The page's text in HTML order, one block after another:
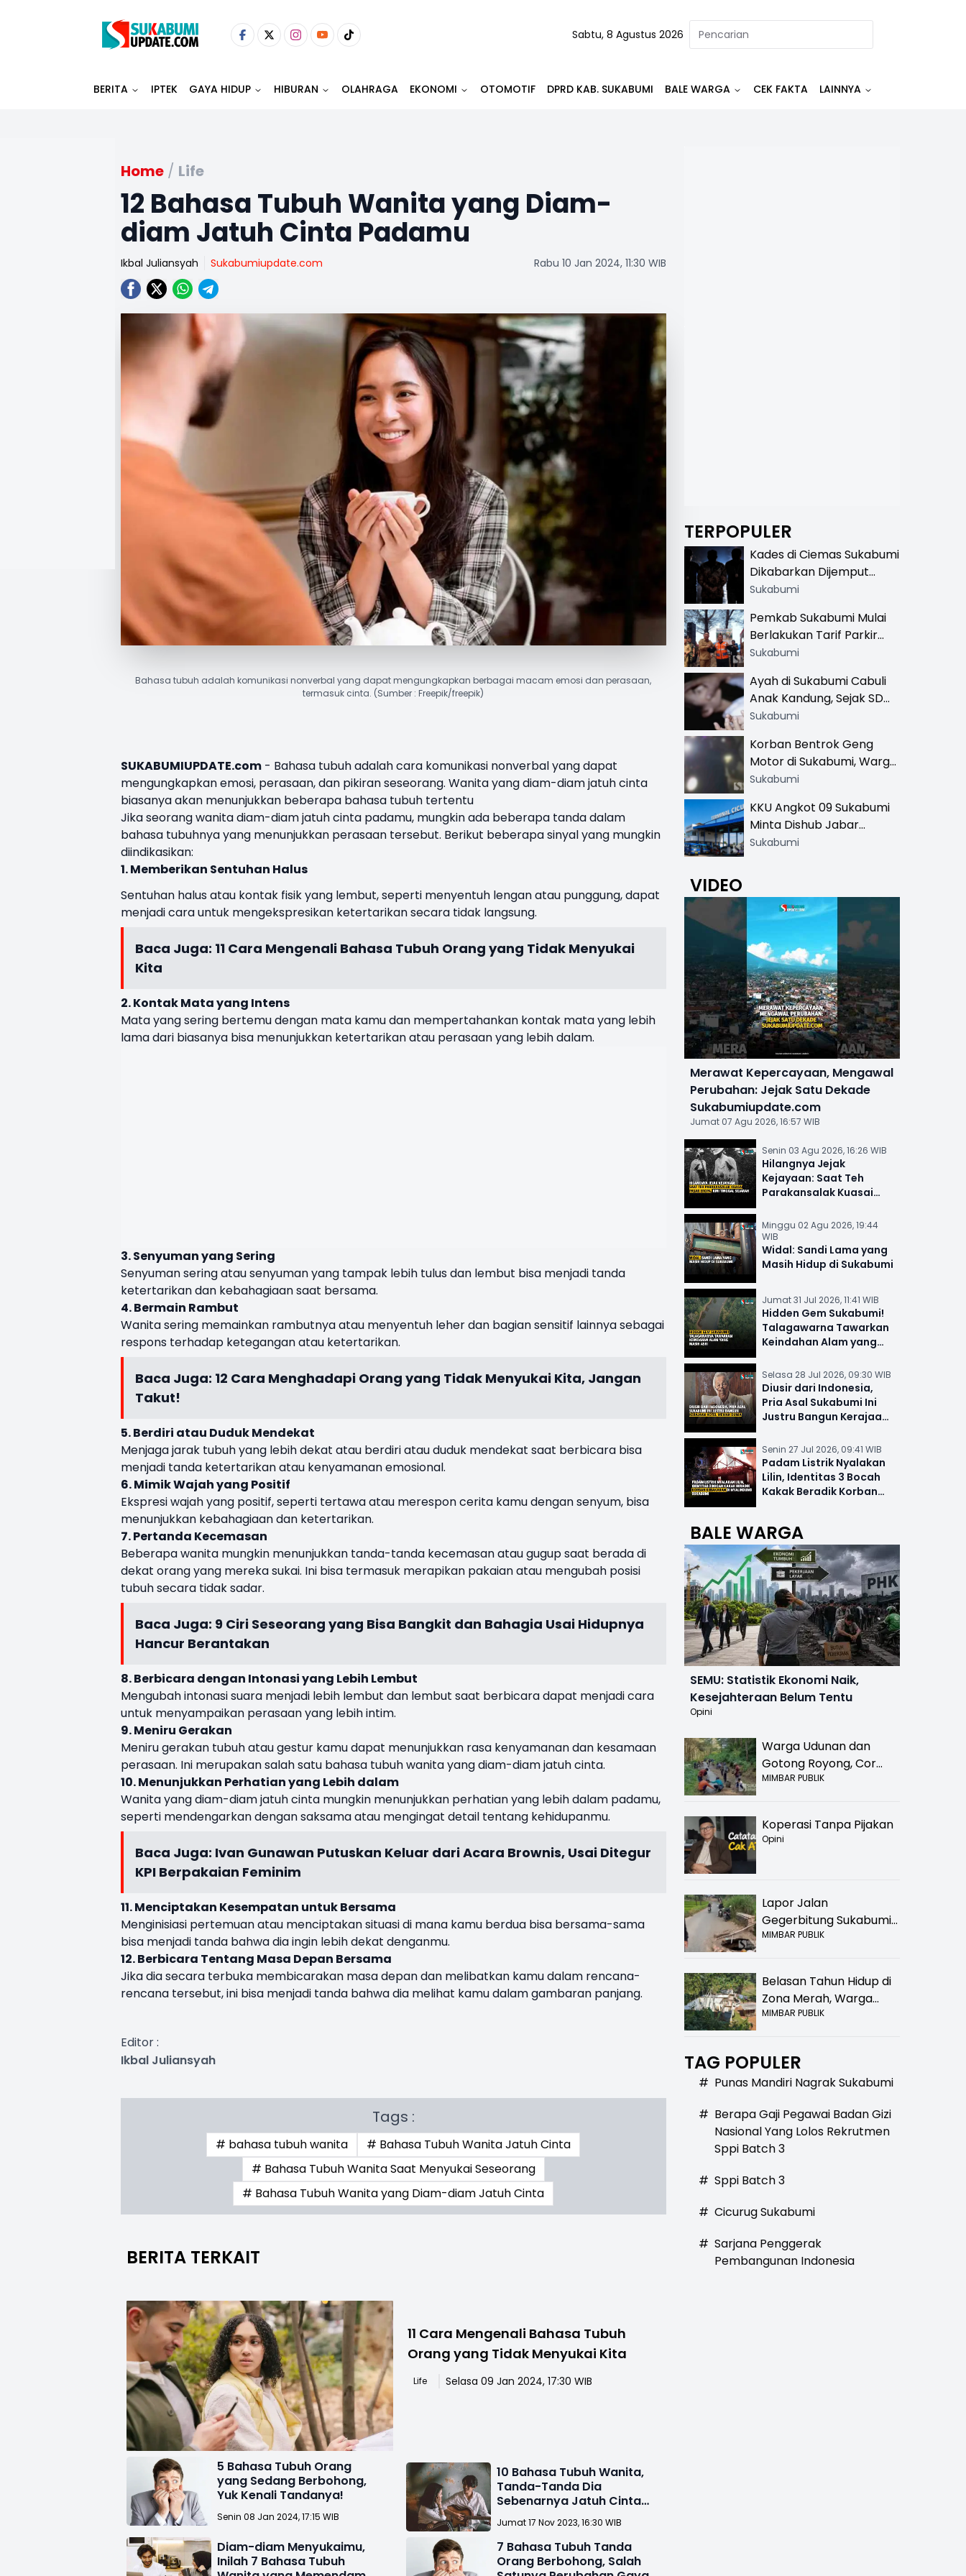
Sabtu, 8 Agustus 2026
BERITA IPTEK GAYA HIDUP HIBURAN OLAHRAGA EKONOMI OTOMOTIF DPRD KAB. SUKABUMI BALE WARGA CEK FAKTA LAINNYA
Home / Life
12 Bahasa Tubuh Wanita yang Diam-
diam Jatuh Cinta Padamu
Ikbal Juliansyah Sukabumiupdate.com Rabu 10 Jan 2024, 11:30 WIB
Bahasa tubuh adalah komunikasi nonverbal yang dapat mengungkapkan berbagai macam emosi dan perasaan,
termasuk cinta. (Sumber : Freepik/freepik)
SUKABUMIUPDATE.com - Bahasa tubuh adalah cara komunikasi nonverbal yang dapat
mengungkapkan emosi, perasaan, dan pikiran seseorang. Wanita yang diam-diam jatuh cinta
biasanya akan menunjukkan beberapa bahasa tubuh tertentu
Jika seorang wanita diam-diam jatuh cinta padamu, mungkin ada beberapa tanda dalam
bahasa tubuhnya yang menunjukkan perasaan tersebut. Berikut beberapa sinyal yang mungkin
diindikasikan:
1. Memberikan Sentuhan Halus
Sentuhan halus atau kontak fisik yang lembut, seperti menyentuh lengan atau punggung, dapat
menjadi cara untuk mengekspresikan ketertarikan secara tidak langsung.
Baca Juga: 11 Cara Mengenali Bahasa Tubuh Orang yang Tidak Menyukai
Kita
2. Kontak Mata yang Intens
Mata yang sering bertemu dengan mata kamu dan mempertahankan kontak mata yang lebih
lama dari biasanya bisa menunjukkan ketertarikan atau perasaan yang lebih dalam.
3. Senyuman yang Sering
Senyuman sering atau senyuman yang tampak lebih tulus dan lembut bisa menjadi tanda
ketertarikan dan kebahagiaan saat bersama.
4. Bermain Rambut
Wanita sering memainkan rambutnya atau menyentuh leher dan bagian sensitif lainnya sebagai
respons terhadap ketegangan atau ketertarikan.
Baca Juga: 12 Cara Menghadapi Orang yang Tidak Menyukai Kita, Jangan
Takut!
5. Berdiri atau Duduk Mendekat
Menjaga jarak tubuh yang lebih dekat atau berdiri atau duduk mendekat saat berbicara bisa
menjadi tanda ketertarikan atau kenyamanan emosional.
6. Mimik Wajah yang Positif
Ekspresi wajah yang positif, seperti tertawa atau merespon cerita kamu dengan senyum, bisa
menunjukkan kebahagiaan dan ketertarikan.
7. Pertanda Kecemasan
Beberapa wanita mungkin menunjukkan tanda-tanda kecemasan atau gugup saat berada di
dekat orang yang mereka sukai. Ini bisa termasuk merapikan pakaian atau mengubah posisi
tubuh secara tidak sadar.
Baca Juga: 9 Ciri Seseorang yang Bisa Bangkit dan Bahagia Usai Hidupnya
Hancur Berantakan
8. Berbicara dengan Intonasi yang Lebih Lembut
Mengubah intonasi suara menjadi lebih lembut dan lembut saat berbicara dapat menjadi cara
untuk menyampaikan perasaan yang lebih intim.
9. Meniru Gerakan
Meniru gerakan tubuh atau gestur kamu dapat menunjukkan rasa kenyamanan dan kesamaan
perasaan. Ini merupakan salah satu bahasa tubuh wanita yang diam-diam jatuh cinta.
10. Menunjukkan Perhatian yang Lebih dalam
Wanita yang diam-diam jatuh cinta mungkin menunjukkan perhatian yang lebih dalam padamu,
seperti mendengarkan dengan saksama atau mengingat detail tentang kehidupanmu.
Baca Juga: Ivan Gunawan Putuskan Keluar dari Acara Brownis, Usai Ditegur
KPI Berpakaian Feminim
11. Menciptakan Kesempatan untuk Bersama
Menginisiasi pertemuan atau menciptakan situasi di mana kamu berdua bisa bersama-sama
bisa menjadi tanda bahwa dia ingin lebih dekat denganmu.
12. Berbicara Tentang Masa Depan Bersama
Jika dia secara terbuka membicarakan masa depan dan melibatkan kamu dalam rencana-
rencana tersebut, ini bisa menjadi tanda bahwa dia melihat kamu dalam gambaran panjang.
Editor :
Ikbal Juliansyah
Tags :
# bahasa tubuh wanita
# Bahasa Tubuh Wanita Jatuh Cinta
# Bahasa Tubuh Wanita Saat Menyukai Seseorang
# Bahasa Tubuh Wanita yang Diam-diam Jatuh Cinta
BERITA TERKAIT
11 Cara Mengenali Bahasa Tubuh
Orang yang Tidak Menyukai Kita
Life Selasa 09 Jan 2024, 17:30 WIB
5 Bahasa Tubuh Orang
yang Sedang Berbohong,
Yuk Kenali Tandanya!
Senin 08 Jan 2024, 17:15 WIB
10 Bahasa Tubuh Wanita,
Tanda-Tanda Dia
Sebenarnya Jatuh Cinta
Padamu
Jumat 17 Nov 2023, 16:30 WIB
Diam-diam Menyukaimu,
Inilah 7 Bahasa Tubuh
7 Bahasa Tubuh Tanda
Orang Berbohong, Salah
TERPOPULER
Kades di Ciemas Sukabumi
Dikabarkan Dijemput
Satnarkoba, Polisi
Sukabumi
Pemkab Sukabumi Mulai
Berlakukan Tarif Parkir
Resmi di 13 Lokasi Wisata,
Khusus
Sukabumi
Ayah di Sukabumi Cabuli
Anak Kandung, Sejak SD
Hingga SMA
Sukabumi
Korban Bentrok Geng
Motor di Sukabumi, Warga
dan Sopir Tangki
Sukabumi
KKU Angkot 09 Sukabumi
Minta Dishub Jabar
Tertibkan Trayek Ciawi-
Sukabumi
VIDEO
Merawat Kepercayaan, Mengawal
Perubahan: Jejak Satu Dekade
Sukabumiupdate.com
Jumat 07 Agu 2026, 16:57 WIB
Senin 03 Agu 2026, 16:26 WIB
Hilangnya Jejak
Kejayaan: Saat Teh
Parakansalak Kuasai
Sejarah
Minggu 02 Agu 2026, 19:44
WIB
Widal: Sandi Lama yang
Masih Hidup di Sukabumi
Jumat 31 Jul 2026, 11:41 WIB
Hidden Gem Sukabumi!
Talagawarna Tawarkan
Keindahan Alam yang
Selasa 28 Jul 2026, 09:30 WIB
Diusir dari Indonesia,
Pria Asal Sukabumi Ini
Justru Bangun Kerajaan
Senin 27 Jul 2026, 09:41 WIB
Padam Listrik Nyalakan
Lilin, Identitas 3 Bocah
Kakak Beradik Korban
BALE WARGA
SEMU: Statistik Ekonomi Naik,
Kesejahteraan Belum Tentu
Opini
Warga Udunan dan
Gotong Royong, Cor
Jalan Hancur di
MIMBAR PUBLIK
Koperasi Tanpa Pijakan
Opini
Lapor Jalan
Gegerbitung Sukabumi
Bolong! Bahaya Bagi
MIMBAR PUBLIK
Belasan Tahun Hidup di
Zona Merah, Warga
Kampung Nangewer
Relokasi
MIMBAR PUBLIK
TAG POPULER
# Punas Mandiri Nagrak Sukabumi
# Berapa Gaji Pegawai Badan Gizi
Nasional Yang Lolos Rekrutmen
Sppi Batch 3
# Sppi Batch 3
# Cicurug Sukabumi
# Sarjana Penggerak
Pembangunan Indonesia